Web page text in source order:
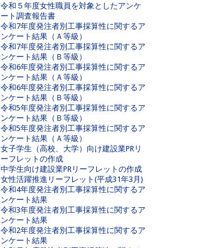
令和５年度女性職員を対象としたアンケ
ート調査報告書
令和7年度発注者別工事採算性に関するア
ンケート結果（Ａ等級）
令和7年度発注者別工事採算性に関するア
ンケート結果（Ｂ等級）
令和6年度発注者別工事採算性に関するア
ンケート結果（Ａ等級）
令和6年度発注者別工事採算性に関するア
ンケート結果（Ｂ等級）
令和5年度発注者別工事採算性に関するア
ンケート結果（Ｂ等級）
令和5年度発注者別工事採算性に関するア
ンケート結果（Ａ等級）
女子学生（高校、大学）向け建設業PRリ
ーフレットの作成
中学生向け建設業PRリーフレットの作成
女性活躍推進リーフレット(平成31年3月)
令和4年度発注者別工事採算性に関するア
ンケート結果
令和3年度発注者別工事採算性に関するア
ンケート結果
令和2年度発注者別工事採算性に関するア
ンケート結果